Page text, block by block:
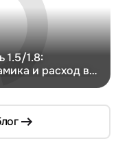
1.5/1.8:
и расход в